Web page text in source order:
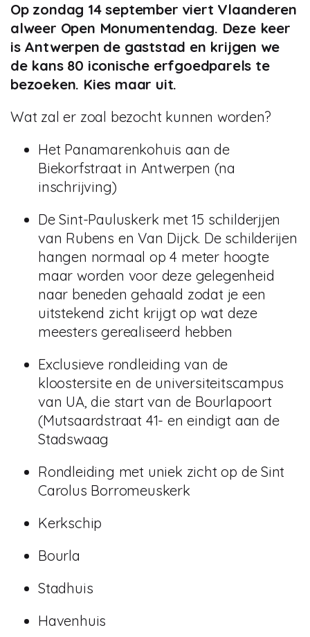
Op zondag 14 september viert Vlaanderen
alweer Open Monumentendag. Deze keer
is Antwerpen de gaststad en krijgen we
de kans 80 iconische erfgoedparels te
bezoeken. Kies maar uit.
Wat zal er zoal bezocht kunnen worden?
Het Panamarenkohuis aan de
Biekorfstraat in Antwerpen (na
inschrijving)
De Sint-Pauluskerk met 15 schilderjjen
van Rubens en Van Dijck. De schilderijen
hangen normaal op 4 meter hoogte
maar worden voor deze gelegenheid
naar beneden gehaald zodat je een
uitstekend zicht krijgt op wat deze
meesters gerealiseerd hebben
Exclusieve rondleiding van de
kloostersite en de universiteitscampus
van UA, die start van de Bourlapoort
(Mutsaardstraat 41- en eindigt aan de
Stadswaag
Rondleiding met uniek zicht op de Sint
Carolus Borromeuskerk
Kerkschip
Bourla
Stadhuis
Havenhuis